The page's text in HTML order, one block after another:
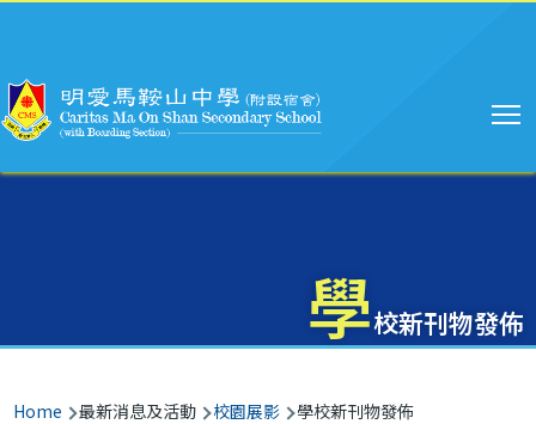
學校新刊物發佈
Breadcrumb
Home 最新消息及活動 校園展影 學校新刊物發佈